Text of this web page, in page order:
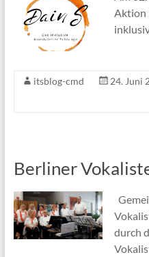
Aktion
itsblog-cmd 24. Juni
Berliner
durch